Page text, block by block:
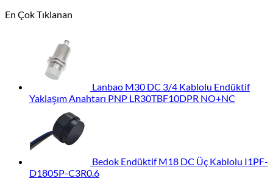
En Çok Tıklanan
Lanbao M30 DC 3/4 Kablolu Endüktif
Yaklaşım Anahtarı PNP LR30TBF10DPR NO+NC
Bedok Endüktif M18 DC Üç Kablolu I1PF-
D1805P-C3R0.6